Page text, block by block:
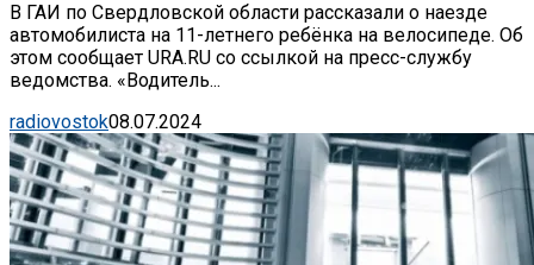
В ГАИ по Свердловской области рассказали о наезде
автомобилиста на 11-летнего ребёнка на велосипеде. Об
этом сообщает URA.RU со ссылкой на пресс-службу
ведомства. «Водитель...
radiovostok08.07.2024